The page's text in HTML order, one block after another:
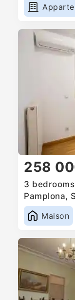
258
3
Pamplona,
Maison